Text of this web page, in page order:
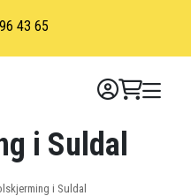
43 65
i Suldal
i Suldal